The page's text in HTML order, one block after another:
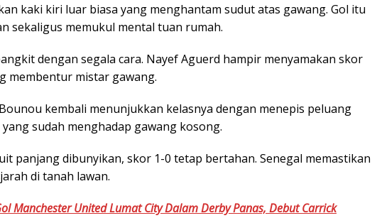
kaki kiri luar biasa yang menghantam sudut atas gawang. Gol itu
sekaligus memukul mental tuan rumah.
dengan segala cara. Nayef Aguerd hampir menyamakan skor
membentur mistar gawang.
kembali menunjukkan kelasnya dengan menepis peluang
sudah menghadap gawang kosong.
panjang dibunyikan, skor 1-0 tetap bertahan. Senegal memastikan
di tanah lawan.
Manchester United Lumat City Dalam Derby Panas, Debut Carrick